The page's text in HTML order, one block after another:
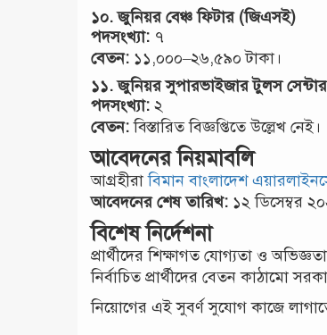
১০.জুনিয়র বেঞ্চ ফিটার (জিএসই)
পদসংখ্যা: ৭
বেতন: ১১,০০০–২৬,৫৯০ টাকা।
১১.জুনিয়র সুপারভাইজার টুলস সেন্টার
পদসংখ্যা: ২
বেতন:বিস্তারিত বিজ্ঞপ্তিতে উল্লেখ নেই।
আবেদনের নিয়মাবলি
আগ্রহীরাবিমান বাংলাদেশ
আবেদনের শেষ তারিখ: ১২ ডিসেম্বর
বিশেষ নির্দেশনা
প্রার্থীদের শিক্ষাগত যোগ্যতা ও
নির্বাচিত প্রার্থীদের বেতন কাঠামো
নিয়োগের এই সুবর্ণ সুযোগ কাজে